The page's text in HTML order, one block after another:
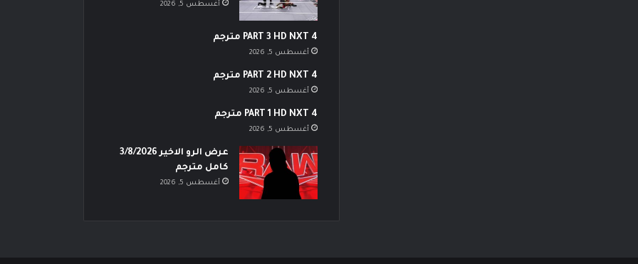
أغسطس 5, 2026
PART 3 HD NXT 4 مترجم
أغسطس 5, 2026
PART 2 HD NXT 4 مترجم
أغسطس 5, 2026
PART 1 HD NXT 4 مترجم
أغسطس 5, 2026
عرض الرو الاخير 3/8/2026
كامل مترجم
أغسطس 5, 2026